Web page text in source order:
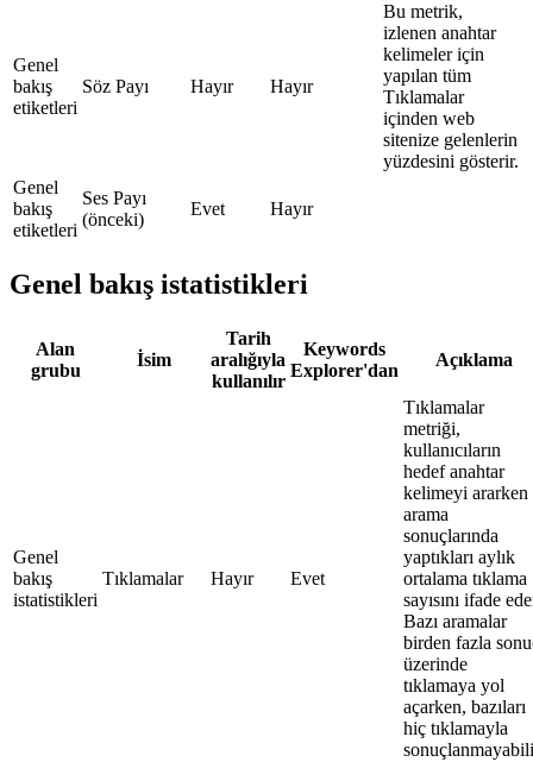
Genel
bakış
etiketleri
Söz Payı Hayır Hayır
Bu metrik,
izlenen anahtar
kelimeler için
yapılan tüm
Tıklamalar
içinden web
sitenize gelenlerin
yüzdesini gösterir.
Genel
bakış
etiketleri
Ses Payı
(önceki)
Evet Hayır
Genel bakış istatistikleri
Alan
grubu
İsim
Tarih
aralığıyla
kullanılır
Keywords
Explorer'dan
Açıklama
Genel
bakış
istatistikleri
Tıklamalar Hayır Evet
Tıklamalar
metriği,
kullanıcıların
hedef anahtar
kelimeyi ararken
arama
sonuçlarında
yaptıkları aylık
ortalama tıklama
sayısını ifade
Bazı aramalar
birden fazla
üzerinde
tıklamaya yol
açarken, bazıları
hiç tıklamayla